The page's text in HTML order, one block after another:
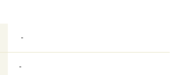
-
-